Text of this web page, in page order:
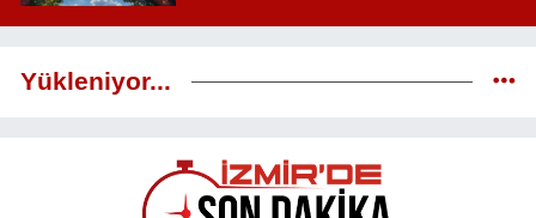
Yükleniyor...